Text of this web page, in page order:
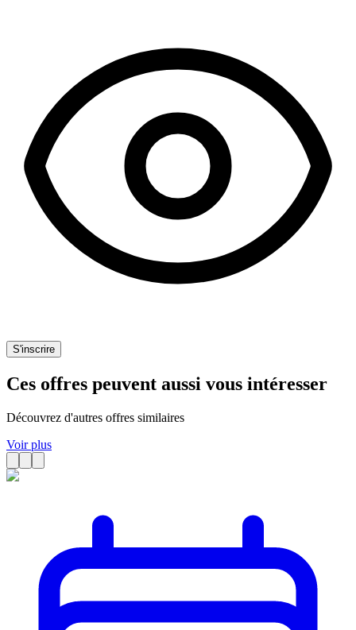
S'inscrire
Ces offres peuvent aussi vous intéresser
Découvrez d'autres offres similaires
Voir plus